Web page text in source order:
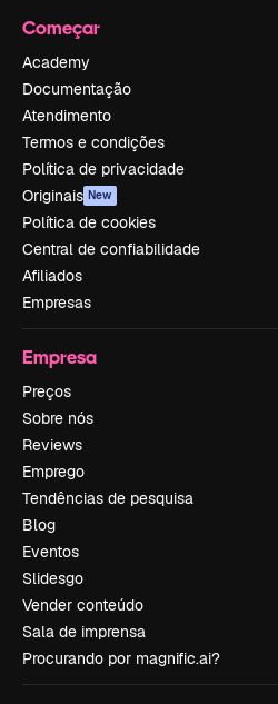
Começar
Academy
Documentação
Atendimento
Termos e condições
Política de privacidade
Originais New
Política de cookies
Central de confiabilidade
Afiliados
Empresas
Empresa
Preços
Sobre nós
Reviews
Emprego
Tendências de pesquisa
Blog
Eventos
Slidesgo
Vender conteúdo
Sala de imprensa
Procurando por magnific.ai?